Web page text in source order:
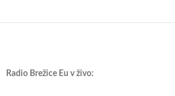
Radio Brežice Eu v živo: